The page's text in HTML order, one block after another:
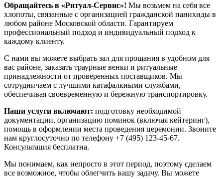
Обращайтесь в «Ритуал-Сервис»! Мы возьмем на себя все
хлопоты, связанные с организацией гражданской панихиды в
любом районе Московской области. Гарантируем
профессиональный подход и индивидуальный подход к
каждому клиенту.
С нами вы можете выбрать зал для прощания в удобном для
вас районе, заказать траурные венки и ритуальные
принадлежности от проверенных поставщиков. Мы
сотрудничаем с лучшими катафалкными службами,
обеспечивая своевременную и бережную транспортировку.
Наши услуги включают: подготовку необходимой
документации, организацию поминок (включая кейтеринг),
помощь в оформлении места проведения церемонии. Звоните
нам круглосуточно по телефону +7 (495) 123-45-67.
Консультация бесплатна.
Мы понимаем, как непросто в этот период, поэтому сделаем
все возможное, чтобы облегчить вашу задачу. Вы можете